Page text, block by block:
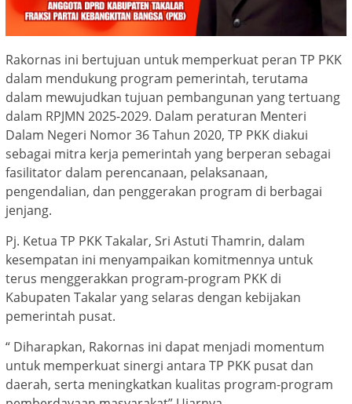
Rakornas ini bertujuan untuk memperkuat peran TP PKK
dalam mendukung program pemerintah, terutama
dalam mewujudkan tujuan pembangunan yang tertuang
dalam RPJMN 2025-2029. Dalam peraturan Menteri
Dalam Negeri Nomor 36 Tahun 2020, TP PKK diakui
sebagai mitra kerja pemerintah yang berperan sebagai
fasilitator dalam perencanaan, pelaksanaan,
pengendalian, dan penggerakan program di berbagai
jenjang.
Pj. Ketua TP PKK Takalar, Sri Astuti Thamrin, dalam
kesempatan ini menyampaikan komitmennya untuk
terus menggerakkan program-program PKK di
Kabupaten Takalar yang selaras dengan kebijakan
pemerintah pusat.
“ Diharapkan, Rakornas ini dapat menjadi momentum
untuk memperkuat sinergi antara TP PKK pusat dan
daerah, serta meningkatkan kualitas program-program